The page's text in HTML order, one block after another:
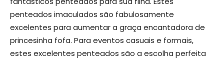
penteados imaculados são fabulosamente
excelentes para aumentar a graça encantadora de
princesinha fofa. Para eventos casuais e formais,
estes excelentes penteados são a escolha perfeita